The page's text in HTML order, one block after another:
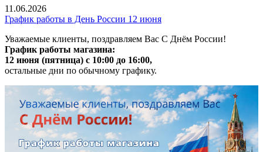
11.06.2026
График работы в День России 12 июня
Уважаемые клиенты, поздравляем Вас С Днём России!
График работы магазина:
12 июня (пятница) с 10:00 до 16:00,
остальные дни по обычному графику.